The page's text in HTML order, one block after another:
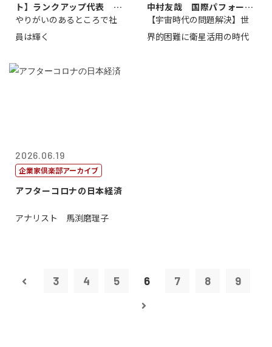
ト】ランクアップ代表 岩
崎裕美子
やりがいのあるところで社
員は輝く
中村友哉 国際パフォーマ
ンス研究所代...
【宇宙時代の問題解決】世
界的困難に衛星活用の時代
2026.06.19
企業家倶楽部アーカイブ
アフターコロナの日本経済
アナリスト 馬渕磨理子
3 4 5 6 7 8 9